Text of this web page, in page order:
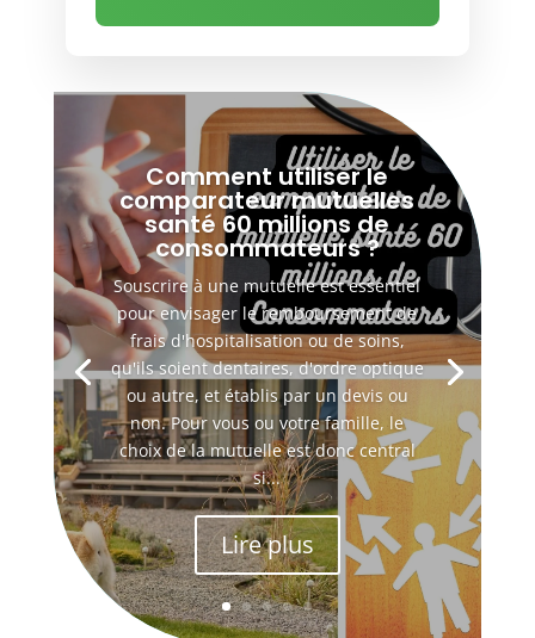
Comment utiliser le
comparateur mutuelles
santé 60 millions de
consommateurs ?
Souscrire à une mutuelle est essentiel
pour envisager le remboursement de
frais d'hospitalisation ou de soins,
qu'ils soient dentaires, d'ordre optique
ou autre, et établis par un devis ou
non. Pour vous ou votre famille, le
choix de la mutuelle est donc central
si...
Lire plus